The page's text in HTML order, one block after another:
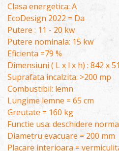
Clasa energetica: A
EcoDesign 2022 = Da
Putere : 11 - 20 kw
Putere nominala: 15 kw
Eficienta =79 %
Dimensiuni ( L x l x h) : 842 x
Suprafata incalzita: >200 mp
Combustibil: lemn
Lungime lemne = 65 cm
Greutate = 160 kg
Functie usa: deschidere
Diametru evacuare = 200 mm
Placare interioara =